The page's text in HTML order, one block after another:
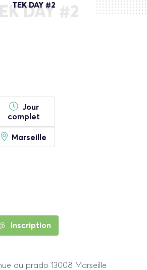
DAY #2
TEK DAY #2
Jour
complet
Marseille
Inscription
du prado 13008 Marseille